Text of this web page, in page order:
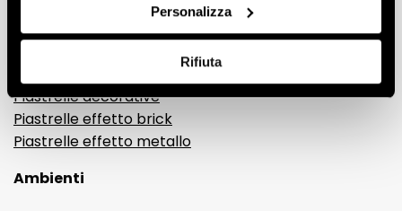
Personalizza
Rifiuta
Gres porcellanato effetto legno
Gres porcellanato effetto pietra
Piastrelle decorative
Piastrelle effetto brick
Piastrelle effetto metallo
Ambienti